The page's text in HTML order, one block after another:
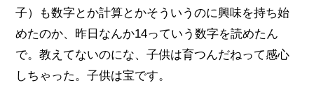
子）も数字とか計算とかそういうのに興味を持ち始
めたのか、昨日なんか14っていう数字を読めたん
で。教えてないのにな、子供は育つんだねって感心
しちゃった。子供は宝です。